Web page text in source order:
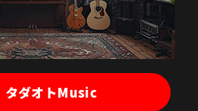
タダオトMusic